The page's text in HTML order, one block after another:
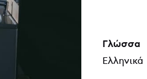
Γλώσσα
Ελληνικά